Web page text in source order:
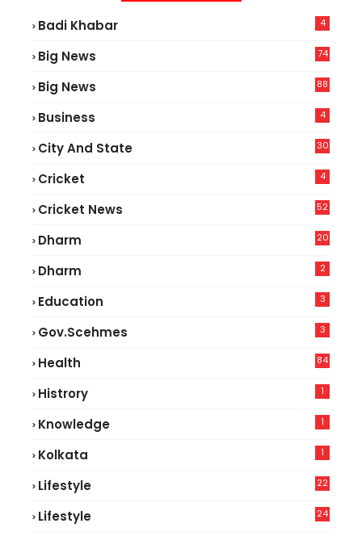
Badi Khabar 4
Big News
74
Big News
88
Business 4
City And State 30
Cricket 4
Cricket News
52
Dharm 20
Dharm 2
Education 3
Gov.scehmes 3
Health
84
Histrory 1
Knowledge 1
Kolkata 1
Lifestyle
22
Lifestyle
24